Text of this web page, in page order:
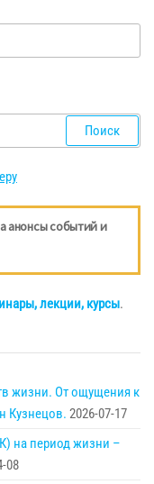
анонсы событий и
лекции, курсы.
жизни. От ощущения к
Кузнецов. 2026-07-17
на период жизни –
08